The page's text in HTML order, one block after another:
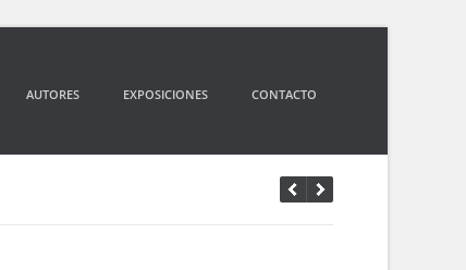
AUTORES EXPOSICIONES CONTACTO